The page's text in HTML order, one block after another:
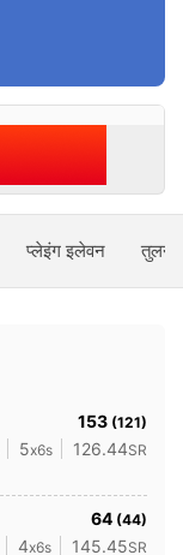
प्लेइंग इलेवन तुलना
153 (121)
5x6s 126.44SR
64 (44)
4x6s 145.45SR